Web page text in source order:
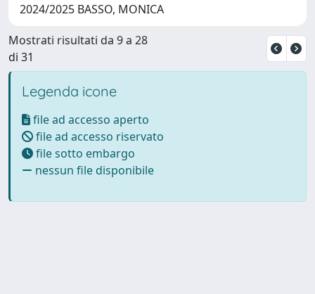
2024/2025 BASSO, MONICA
Mostrati risultati da 9 a 28
di 31
Legenda icone
file ad accesso aperto
file ad accesso riservato
file sotto embargo
nessun file disponibile